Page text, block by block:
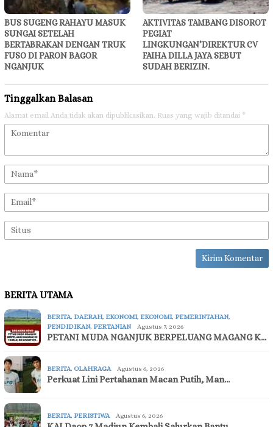
BUS SUGENG RAHAYU MASUK
SUNGAI SETELAH
BERTABRAKAN DENGAN TRUK
FUSO DI PARON BAGOR
NGANJUK
AKTIVITAS TAMBANG DISOROT
PEGIAT
LINGKUNGAN’DIREKTUR CV
FAIHA DILLA JAYA SEBUT
SUDAH BERIZIN.
Tinggalkan Balasan
Alamat email Anda tidak akan dipublikasikan. Ruas yang wajib ditandai *
BERITA UTAMA
BERITA, DAERAH, EKONOMI, EKONOMI, PEMERINTAHAN,
PENDIDIKAN, PERTANIAN Agustus 7, 2026
PETANI MUDA NGANJUK BERPELUANG MAGANG K…
BERITA, OLAHRAGA Agustus 6, 2026
Perkuat Lini Pertahanan Macan Putih, Man…
BERITA, PERISTIWA Agustus 6, 2026